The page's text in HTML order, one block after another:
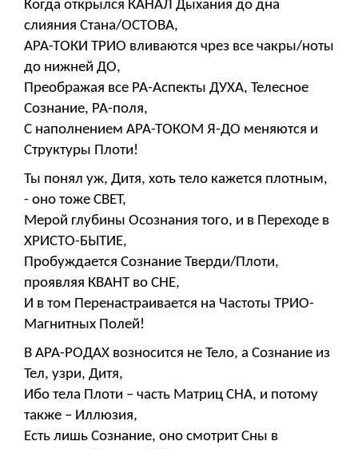
Когда открылся КАНАЛ Дыхания до дна
слияния Стана/ОСТОВА,
АРА-ТОКИ ТРИО вливаются чрез все чакры/ноты
до нижней ДО,
Преображая все РА-Аспекты ДУХА, Телесное
Сознание, РА-поля,
С наполнением АРА-ТОКОМ Я-ДО меняются и
Структуры Плоти!
Ты понял уж, Дитя, хоть тело кажется плотным,
- оно тоже СВЕТ,
Мерой глубины Осознания того, и в Переходе в
ХРИСТО-БЫТИЕ,
Пробуждается Сознание Тверди/Плоти,
проявляя КВАНТ во СНЕ,
И в том Перенастраивается на Частоты ТРИО-
Магнитных Полей!
В АРА-РОДАХ возносится не Тело, а Сознание из
Тел, узри, Дитя,
Ибо тела Плоти – часть Матриц СНА, и потому
также – Иллюзия,
Есть лишь Сознание, оно смотрит Сны в